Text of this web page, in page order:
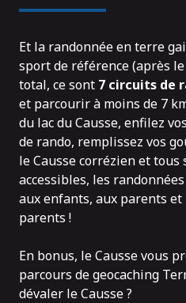
Et la randonnée en terre
sport de référence (après
total, ce sont 7 circuits de
et parcourir à moins de 7
du lac du Causse, enfilez
de rando, remplissez vos
le Causse corrézien et tous
accessibles, les
aux enfants, aux parents et
parents !
En bonus, le Causse vous
parcours de geocaching
dévaler le Causse ?